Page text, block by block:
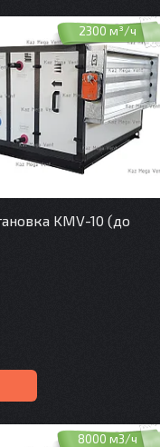
2300 м³/ч
KMV-10 (до
8000 м3/ч